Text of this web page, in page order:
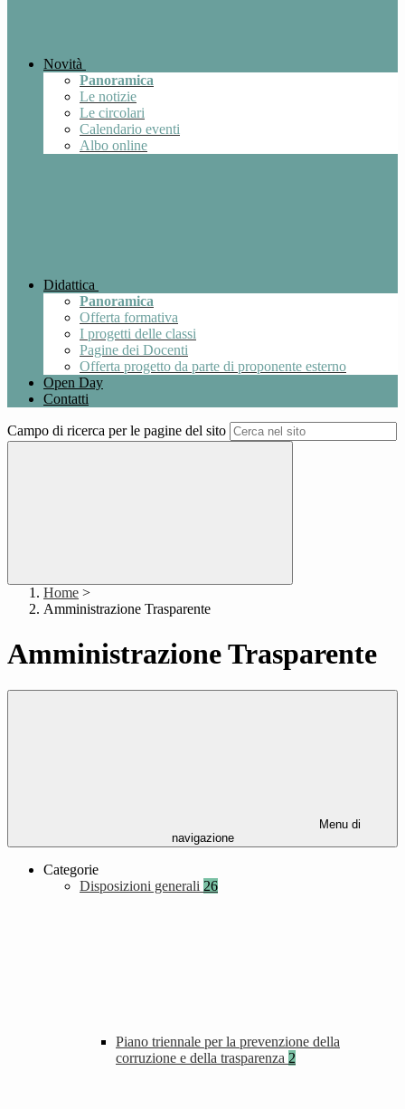
Novità
Panoramica
Le notizie
Le circolari
Calendario eventi
Albo online
Didattica
Panoramica
Offerta formativa
I progetti delle classi
Pagine dei Docenti
Offerta progetto da parte di proponente esterno
Open Day
Contatti
Campo di ricerca per le pagine del sito
Home >
Amministrazione Trasparente
Amministrazione Trasparente
Menu di
navigazione
Categorie
Disposizioni generali 26
Piano triennale per la prevenzione della
corruzione e della trasparenza 2